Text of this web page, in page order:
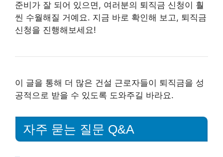
준비가 잘 되어 있으면, 여러분의 퇴직금 신청이 훨
씬 수월해질 거예요. 지금 바로 확인해 보고, 퇴직금
신청을 진행해보세요!
이 글을 통해 더 많은 건설 근로자들이 퇴직금을 성
공적으로 받을 수 있도록 도와주길 바라요.
자주 묻는 질문 Q&A